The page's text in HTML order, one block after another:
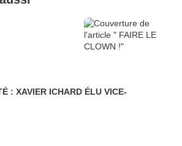
: XAVIER ICHARD ÉLU VICE-